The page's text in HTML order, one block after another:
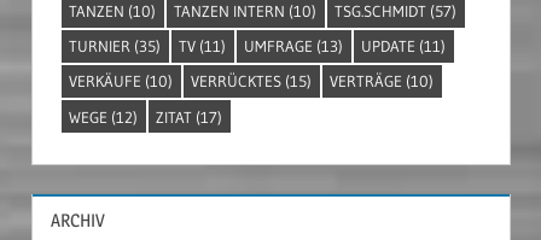
TANZEN (10) TANZEN INTERN (10) TSG.SCHMIDT (57)
TURNIER (35) TV (11) UMFRAGE (13) UPDATE (11)
VERKÄUFE (10) VERRÜCKTES (15) VERTRÄGE (10)
WEGE (12) ZITAT (17)
ARCHIV